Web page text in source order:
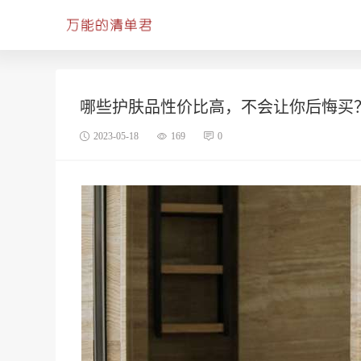
哪些护肤品性价比高，不会让你后悔买
2023-05-18 169 0